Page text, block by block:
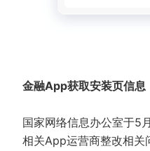
金融App获取安装页信息
国家网络信息办公室于5
相关App运营商整改相关